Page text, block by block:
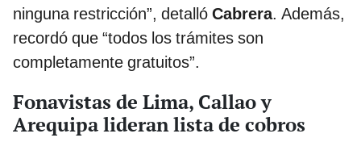
ninguna restricción”, detalló Cabrera. Además,
recordó que “todos los trámites son
completamente gratuitos”.
Fonavistas de Lima, Callao y
Arequipa lideran lista de cobros